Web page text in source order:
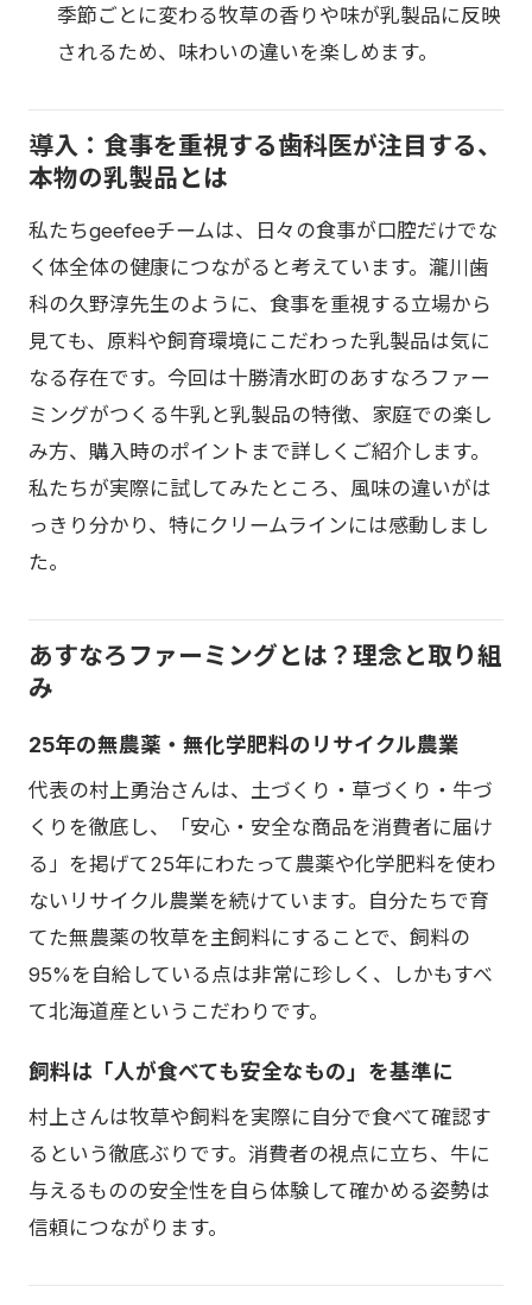
季節ごとに変わる牧草の香りや味が乳製品に反映
されるため、味わいの違いを楽しめます。
導入：食事を重視する歯科医が注目する、
本物の乳製品とは
私たちgeefeeチームは、日々の食事が口腔だけでな
く体全体の健康につながると考えています。瀧川歯
科の久野淳先生のように、食事を重視する立場から
見ても、原料や飼育環境にこだわった乳製品は気に
なる存在です。今回は十勝清水町のあすなろファー
ミングがつくる牛乳と乳製品の特徴、家庭での楽し
み方、購入時のポイントまで詳しくご紹介します。
私たちが実際に試してみたところ、風味の違いがは
っきり分かり、特にクリームラインには感動しまし
た。
あすなろファーミングとは？理念と取り組
み
25年の無農薬・無化学肥料のリサイクル農業
代表の村上勇治さんは、土づくり・草づくり・牛づ
くりを徹底し、「安心・安全な商品を消費者に届け
る」を掲げて25年にわたって農薬や化学肥料を使わ
ないリサイクル農業を続けています。自分たちで育
てた無農薬の牧草を主飼料にすることで、飼料の
95%を自給している点は非常に珍しく、しかもすべ
て北海道産というこだわりです。
飼料は「人が食べても安全なもの」を基準に
村上さんは牧草や飼料を実際に自分で食べて確認す
るという徹底ぶりです。消費者の視点に立ち、牛に
与えるものの安全性を自ら体験して確かめる姿勢は
信頼につながります。